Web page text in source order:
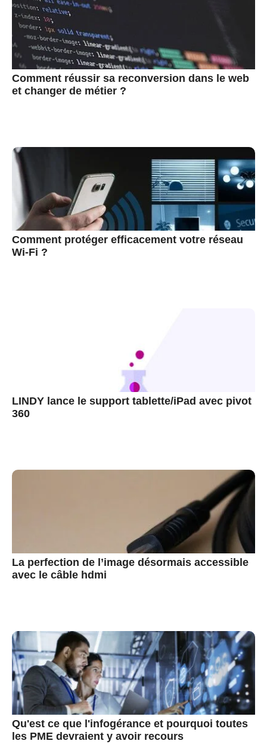
Comment réussir sa reconversion dans le web
et changer de métier ?
Comment protéger efficacement votre réseau
Wi-Fi ?
LINDY lance le support tablette/iPad avec pivot
360
La perfection de l’image désormais accessible
avec le câble hdmi
Qu'est ce que l'infogérance et pourquoi toutes
les PME devraient y avoir recours